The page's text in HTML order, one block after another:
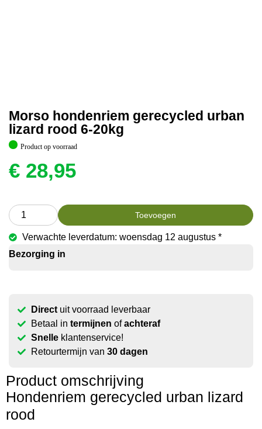
Morso hondenriem gerecycled urban
lizard rood 6-20kg
Product op voorraad
€ 28,95
Toevoegen
Verwachte leverdatum: woensdag 12 augustus *
Bezorging in
Directuit voorraad leverbaar
Betaal in termijnen ofachteraf
Snelleklantenservice!
Retourtermijn van 30 dagen
Product omschrijving
Hondenriem gerecycled urban lizard
rood